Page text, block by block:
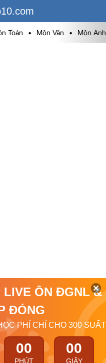
Toán • Môn Văn • Môn Anh
LIVE ÔN ĐGNL &
ĐÓNG
PHÍ CHỈ CHO 300 SUẤT
59
PHÚT
59
GIÂY